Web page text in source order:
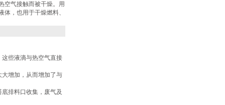
空气接触而被干燥。用
，也用于干燥燃料、
些液滴与热空气直接
增加，从而增加了与
排料口收集，废气及